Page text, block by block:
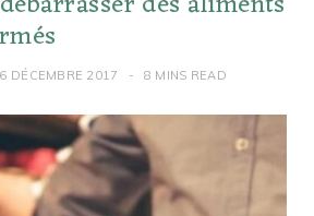
DÉCEMBRE 2017 8 MINS READ